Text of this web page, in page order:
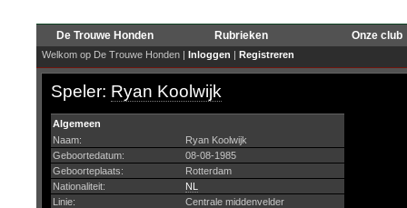
De Trouwe Honden Rubrieken Onze club
Welkom op De Trouwe Honden | Inloggen | Registreren
Speler: Ryan Koolwijk
Algemeen
Naam:
Ryan Koolwijk
Geboortedatum:
08-08-1985
Geboorteplaats:
Rotterdam
Nationaliteit:
NL
Linie:
Centrale middenvelder